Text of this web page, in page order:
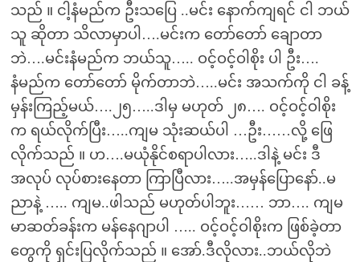
သည် ။ ငါ့နံမည်က ဦးသပြေ ..မင်း နောက်ကျရင် ငါ ဘယ်
သူ ဆိုတာ သိလာမှာပါ….မင်းက တော်တော် ချောတာ
ဘဲ….မင်းနံမည်က ဘယ်သူ….. ဝင့်ဝင့်ဝါစိုး ပါ ဦး….
နံမည်က တော်တော် မိုက်တာဘဲ…..မင်း အသက်ကို ငါ ခန့်
မှန်းကြည့်မယ်….၂၅…..ဒါမှ မဟုတ် ၂၈…. ဝင့်ဝင့်ဝါစိုး
က ရယ်လိုက်ပြီး…..ကျမ သုံးဆယ်ပါ …ဦး……လို့ ဖြေ
လိုက်သည် ။ ဟ….မယုံနိုင်စရာပါလား…..ဒါနဲ့ မင်း ဒီ
အလုပ် လုပ်စားနေတာ ကြာပြီလား…..အမှန်ပြောနော်..မ
ညာနဲ့ ….. ကျမ..ဖါသည် မဟုတ်ပါဘူး…… ဘာ…. ကျမ
မာဆတ်ခန်းက မန်နေဂျာပါ ….. ဝင့်ဝင့်ဝါစိုးက ဖြစ်ခဲ့တာ
တွေကို ရှင်းပြလိုက်သည် ။ အော်.ဒီလိုလား..ဘယ်လိုဘဲ